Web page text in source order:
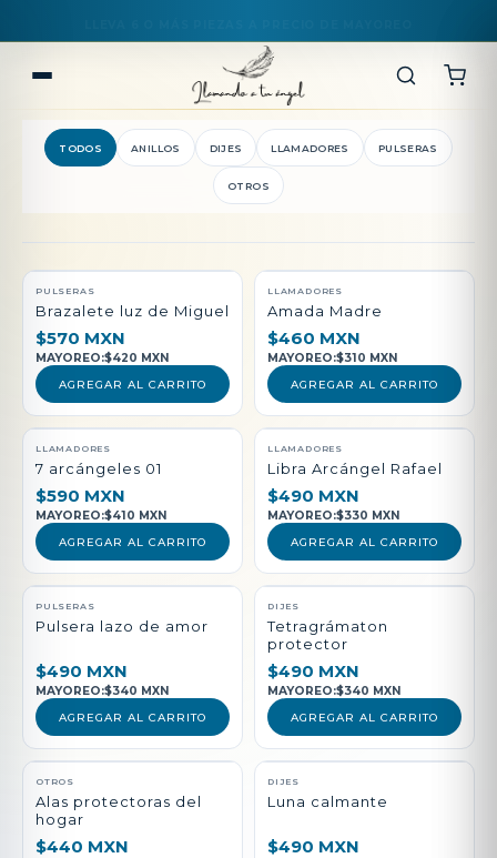
TODOS ANILLOS DIJES LLAMADORES PULSERAS
OTROS
QUEDAN POCAS PIEZAS
PULSERAS
Brazalete luz de Miguel
$570 MXN
MAYOREO:$420 MXN
AGREGAR AL CARRITO
LLAMADORES
Amada Madre
$460 MXN
MAYOREO:$310 MXN
AGREGAR AL CARRITO
LLAMADORES
7 arcángeles 01
$590 MXN
MAYOREO:$410 MXN
AGREGAR AL CARRITO
LLAMADORES
Libra Arcángel Rafael
$490 MXN
MAYOREO:$330 MXN
AGREGAR AL CARRITO
PULSERAS
Pulsera lazo de amor
$490 MXN
MAYOREO:$340 MXN
AGREGAR AL CARRITO
DIJES
Tetragrámaton
protector
$490 MXN
MAYOREO:$340 MXN
AGREGAR AL CARRITO
NUEVO
OTROS
Alas protectoras del
hogar
$440 MXN
DIJES
Luna calmante
$490 MXN